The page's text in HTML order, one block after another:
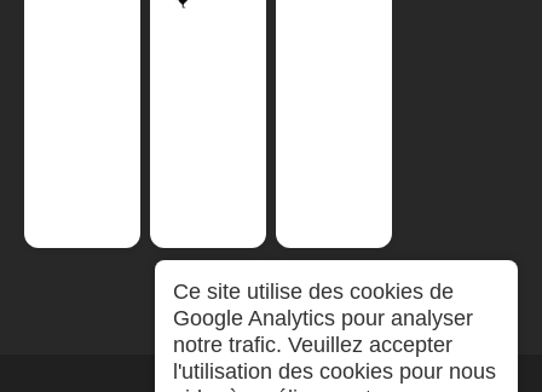
Ce site utilise des cookies de
Google Analytics pour analyser
notre trafic. Veuillez accepter
l'utilisation des cookies pour nous